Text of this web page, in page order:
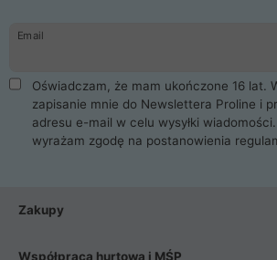
Email
Oświadczam, że mam ukończone 16 lat.
zapisanie mnie do Newslettera Proline i
adresu e-mail w celu wysyłki wiadomości.
wyrażam zgodę na postanowienia
Zakupy
Współpraca hurtowa i MŚP